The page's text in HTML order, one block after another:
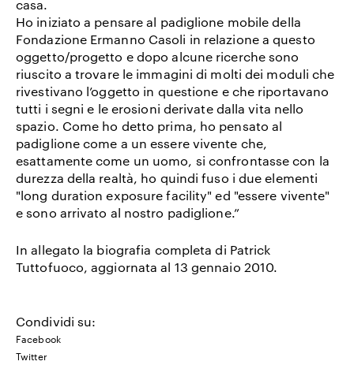
casa.
Ho iniziato a pensare al padiglione mobile della
Fondazione Ermanno Casoli in relazione a questo
oggetto/progetto e dopo alcune ricerche sono
riuscito a trovare le immagini di molti dei moduli che
rivestivano l’oggetto in questione e che riportavano
tutti i segni e le erosioni derivate dalla vita nello
spazio. Come ho detto prima, ho pensato al
padiglione come a un essere vivente che,
esattamente come un uomo, si confrontasse con la
durezza della realtà, ho quindi fuso i due elementi
"long duration exposure facility" ed "essere vivente"
e sono arrivato al nostro padiglione.”
In allegato la biografia completa di Patrick
Tuttofuoco, aggiornata al 13 gennaio 2010.
Condividi su:
Facebook
Twitter